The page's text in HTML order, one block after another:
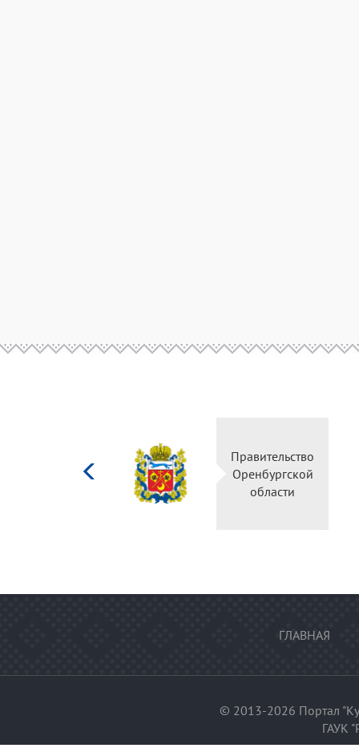
культуры
Российской
Правительство
Оренбургской
области
ГЛАВНАЯ
© 2013-2026 Портал
ГАУК